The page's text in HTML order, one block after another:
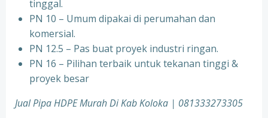
tinggal.
PN 10 – Umum dipakai di perumahan dan
komersial.
PN 12.5 – Pas buat proyek industri ringan.
PN 16 – Pilihan terbaik untuk tekanan tinggi &
proyek besar
Jual Pipa HDPE Murah Di Kab Koloka | 081333273305